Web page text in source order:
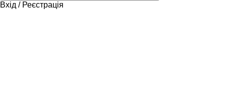
Вхід / Реєстрація